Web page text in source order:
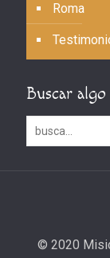
Roma
Buscar algo
© 2020